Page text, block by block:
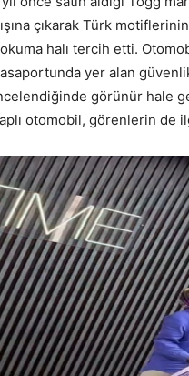
çıkarak Türk
halı tercih etti.
yer alan
görünür hale
otomobil, görenlerin de